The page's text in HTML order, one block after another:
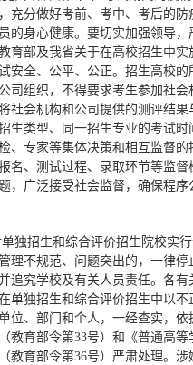
充分做好考前、考中、考后的防
的身心健康。要切实加强领导，
育部及我省关于在高校招生中实
安全、公平、公正。招生高校的
司组织，不得要求考生参加社会
社会机构和公司提供的测评结果
生类型、同一招生专业的考试时
、专家等集体决策和相互监督的
名、测试过程、录取环节等监督
，广泛接受社会监督，确保程序
单独招生和综合评价招生院校实
理不规范、问题突出的，一律停
追究学校及有关人员责任。各有
单独招生和综合评价招生中以不
位、部门和个人，一经查实，依
教育部令第33号）和《普通高等
教育部令第36号）严肃处理。涉